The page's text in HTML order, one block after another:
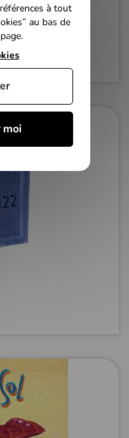
à tout
au bas de
moi